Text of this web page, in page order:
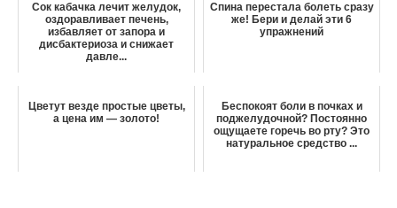
Сок кабачка лечит желудок,
оздоравливает печень,
избавляет от запора и
дисбактериоза и снижает
давле...
Спина перестала болеть сразу
же! Бери и делай эти 6
упражнений
Цветут везде простые цветы,
а цена им — золото!
Беспокоят боли в почках и
поджелудочной? Постоянно
ощущаете горечь во рту? Это
натуральное средство ...